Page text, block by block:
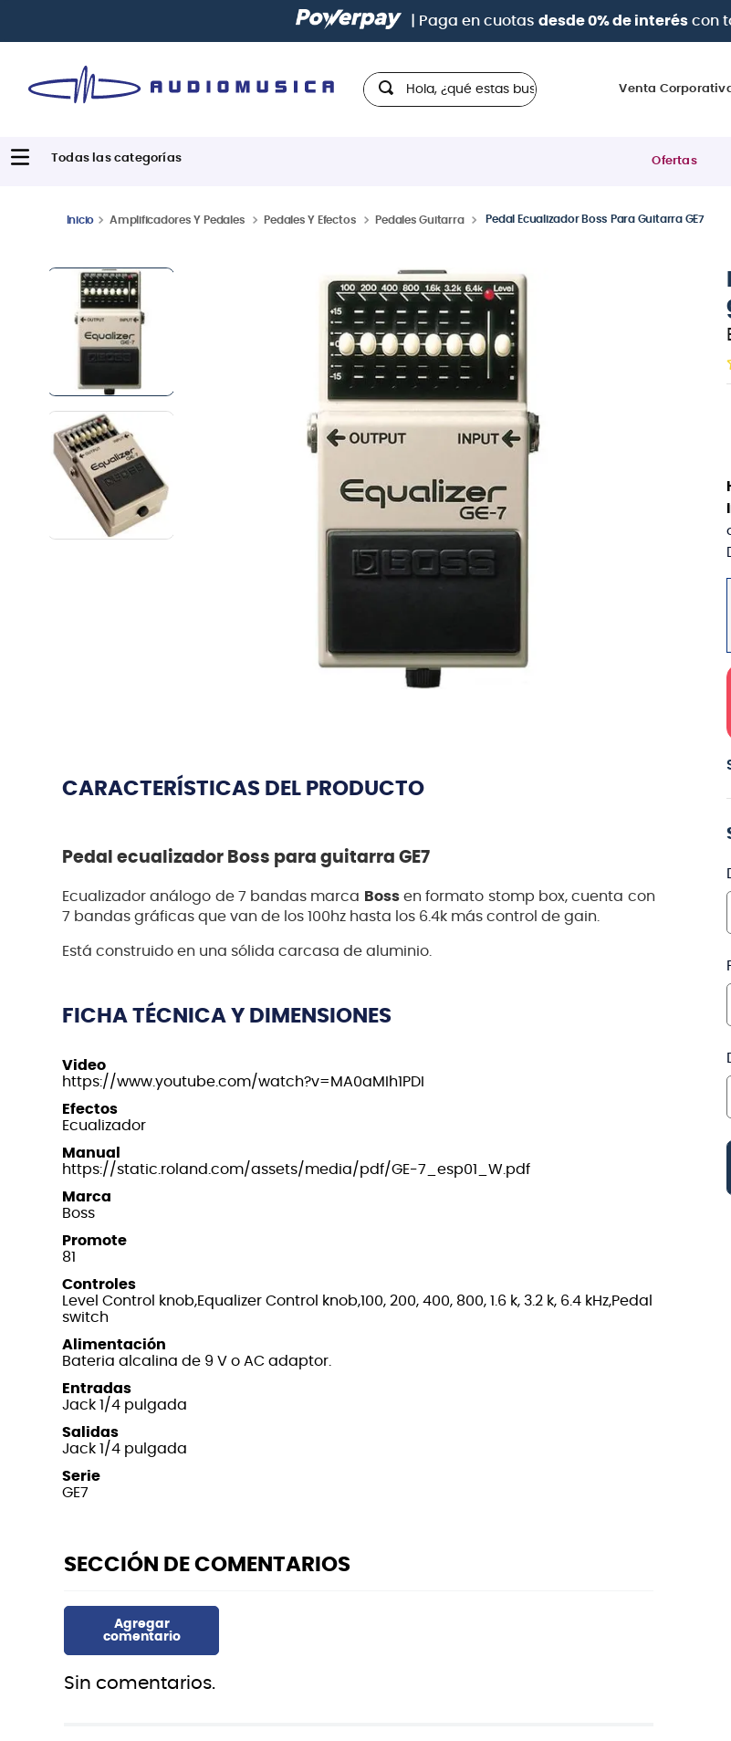
| Paga en cuotas desde 0% de interéscon
Hola, ¿qué estas buscando?
Venta
Ofertas
Amplificadores Y Pedales Pedales Y Efectos Pedales Guitarra Pedal Ecualizador Boss Para Guitarra GE7
CARACTERÍSTICAS DEL PRODUCTO
Pedal ecualizador Boss para guitarra GE7
Ecualizador análogo de 7 bandas marca Bossen formato stomp box, cuenta con
7 bandas gráficas que van de los 100hz hasta los 6.4k más control de gain.
Está construido en una sólida carcasa de aluminio.
FICHA TÉCNICA Y DIMENSIONES
Video
https://www.youtube.com/watch?v=MA0aMIh1PDI
Efectos
Ecualizador
Manual
https://static.roland.com/assets/media/pdf/GE-7_esp01_W.pdf
Marca
Boss
Promote
81
Controles
Level Control knob,Equalizer Control knob,100, 200, 400, 800, 1.6 k, 3.2 k, 6.4 kHz,Pedal
switch
Alimentación
Bateria alcalina de 9 V o AC adaptor.
Entradas
Jack 1/4 pulgada
Salidas
Jack 1/4 pulgada
Serie
GE7
Sin comentarios.